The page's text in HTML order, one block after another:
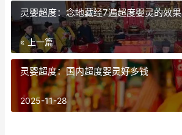
灵婴超度：念地藏经7遍超度婴灵的效果
« 上一篇
灵婴超度：国内超度婴灵好多钱
2025-11-28